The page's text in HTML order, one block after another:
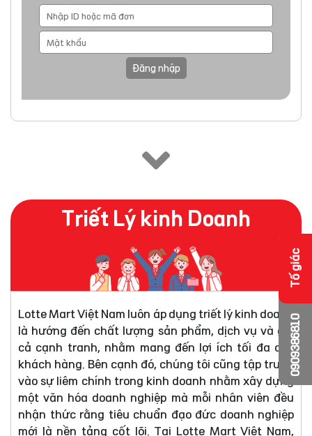
Đăng nhập
Triết Lý kinh Doanh
Lotte Mart Việt Nam luôn áp dụng triết lý kinh doanh
là hướng đến chất lượng sản phẩm, dịch vụ và giá
cả cạnh tranh, nhằm mang đến lợi ích tối đa cho
khách hàng. Bên cạnh đó, chúng tôi cũng tập trung
vào sự liêm chính trong kinh doanh nhằm xây dựng
một văn hóa doanh nghiệp mà mỗi nhân viên đều
nhận thức rằng tiêu chuẩn đạo đức doanh nghiệp
mới là nền tảng cốt lõi. Tại Lotte Mart Việt Nam,
0909386810
Tố giác